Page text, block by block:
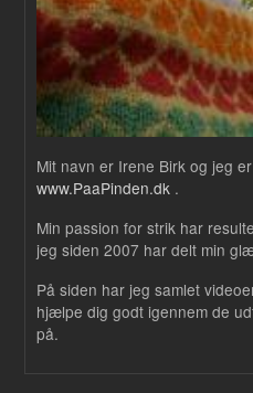
Mit navn er Irene Birk og jeg
www.PaaPinden.dk .
Min passion for strik har
jeg siden 2007 har delt min
På siden har jeg samlet
hjælpe dig godt igennem de
på.